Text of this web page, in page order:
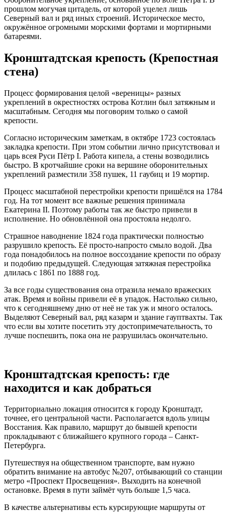
прошлом могучая цитадель, от которой уцелел лишь
Северный вал и ряд иных строений. Историческое место,
окружённое огромными морскими фортами и мортирными
батареями.
Кронштадтская крепость (Крепостная
стена)
Процесс формирования целой «вереницы» разных
укреплений в окрестностях острова Котлин был затяжным и
масштабным. Сегодня мы поговорим только о самой
крепости.
Согласно историческим заметкам, в октябре 1723 состоялась
закладка крепости. При этом событии лично присутствовал и
царь всея Руси Пётр I. Работа кипела, а стены возводились
быстро. В кротчайшие сроки на вершине оборонительных
укреплений разместили 358 пушек, 11 гаубиц и 19 мортир.
Процесс масштабной перестройки крепости пришёлся на 1784
год. На тот момент все важные решения принимала
Екатерина II. Поэтому работы так же быстро привели в
исполнение. Но обновлённой она простояла недолго.
Страшное наводнение 1824 года практически полностью
разрушило крепость. Её просто-напросто смыло водой. Два
года понадобилось на полное воссоздание крепости по образу
и подобию предыдущей. Следующая затяжная перестройка
длилась с 1861 по 1888 год.
За все годы существования она отразила немало вражеских
атак. Время и войны привели её в упадок. Настолько сильно,
что к сегодняшнему дню от неё не так уж и много осталось.
Выделяют Северный вал, ряд казарм и здание гауптвахты. Так
что если вы хотите посетить эту достопримечательность, то
лучше поспешить, пока она не разрушилась окончательно.
Кронштадтская крепость: где
находится и как добраться
Территориально локация относится к городу Кронштадт,
точнее, его центральной части. Располагается вдоль улицы
Восстания. Как правило, маршрут до бывшей крепости
прокладывают с ближайшего крупного города – Санкт-
Петербурга.
Путешествуя на общественном транспорте, вам нужно
обратить внимание на автобус №207, отбывающий со станции
метро «Проспект Просвещения». Выходить на конечной
остановке. Время в пути займёт чуть больше 1,5 часа.
В качестве альтернативы есть курсирующие маршруты от